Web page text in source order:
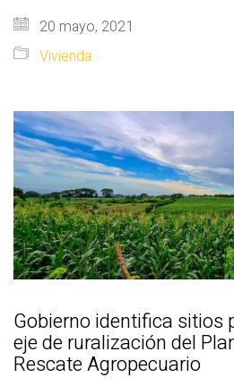
20 mayo, 2021
Vivienda
Gobierno identifica sitios
eje de ruralización del
Rescate Agropecuario